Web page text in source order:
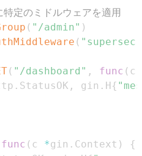
定のミドルウェアを適用
( "/admin" )
(
( "/dashboard" , func ( c
. StatusOK , gin . H{
func ( c *gin . Context )
{